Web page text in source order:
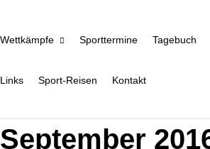
Wettkämpfe Sporttermine Tagebuch
Links Sport-Reisen Kontakt
September